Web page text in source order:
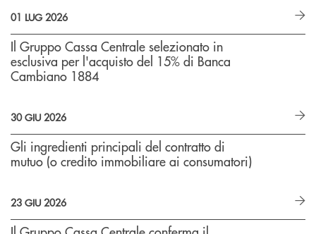
01 LUG 2026
Il Gruppo Cassa Centrale selezionato in
esclusiva per l'acquisto del 15% di Banca
Cambiano 1884
30 GIU 2026
Gli ingredienti principali del contratto di
mutuo (o credito immobiliare ai consumatori)
23 GIU 2026